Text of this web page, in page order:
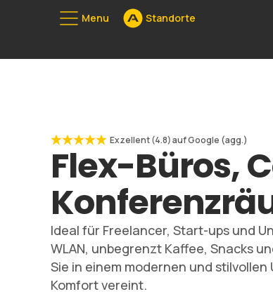
Menu Standorte
Exzellent (4.8) auf Google (agg.)
Flex-Büros,
Ideal für Freelancer, Start-ups und
WLAN, unbegrenzt Kaffee, Snacks
Sie in einem modernen und
Komfort vereint.